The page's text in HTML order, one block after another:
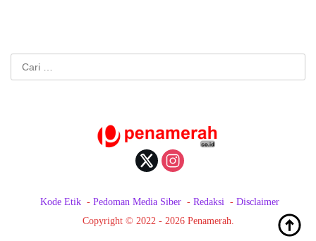
Kode Etik Pedoman Media Siber Redaksi
Disclaimer
Copyright © 2022 - 2026 Penamerah.